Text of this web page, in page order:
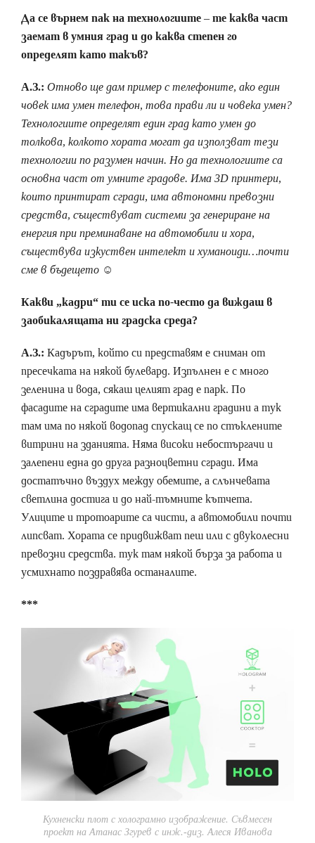
Да се върнем пак на технологиите – те каква част
заемат в умния град и до каква степен го
определят като такъв?
А.З.: Отново ще дам пример с телефоните, ако един
човек има умен телефон, това прави ли и човека умен?
Технологиите определят един град като умен до
толкова, колкото хората могат да използват тези
технологии по разумен начин. Но да технологиите са
основна част от умните градове. Има 3D принтери,
които принтират сгради, има автономни превозни
средства, съществуват системи за генериране на
енергия при преминаване на автомобили и хора,
съществува изкуствен интелект и хуманоиди…почти
сме в бъдещето ☺
Какви „кадри“ ти се иска по-често да виждаш в
заобикалящата ни градска среда?
А.З.: Кадърът, който си представям е сниман от
пресечката на някой булевард. Изпълнен е с много
зеленина и вода, сякаш целият град е парк. По
фасадите на сградите има вертикални градини а тук
там има по някой водопад спускащ се по стъклените
витрини на зданията. Няма високи небостъргачи и
залепени една до друга разноцветни сгради. Има
достатъчно въздух между обемите, а слънчевата
светлина достига и до най-тъмните кътчета.
Улиците и тротоарите са чисти, а автомобили почти
липсват. Хората се придвижват пеш или с двуколесни
превозни средства. тук там някой бърза за работа и
усмихнато поздравява останалите.
***
Кухненски плот с холограмно изображение. Съвмесен
проект на Атанас Згурев с инж.-диз. Алеся Иванова